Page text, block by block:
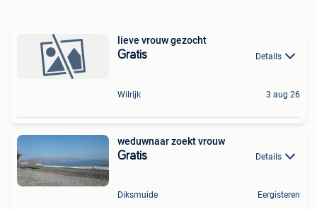
lieve vrouw gezocht
Gratis Details
Wilrijk 3 aug 26
weduwnaar zoekt vrouw
Gratis Details
Diksmuide Eergisteren